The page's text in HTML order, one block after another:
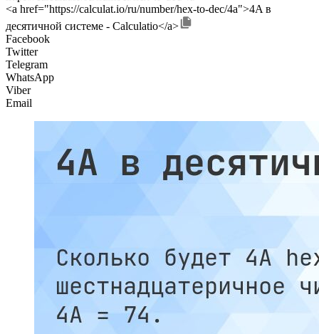
<a href="https://calculat.io/ru/number/hex-to-dec/4a">4A в
десятичной системе - Calculatio</a>
Facebook
Twitter
Telegram
WhatsApp
Viber
Email